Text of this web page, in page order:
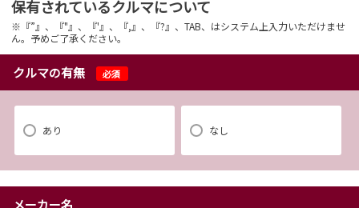
保有されているクルマについて
※『”』、『"』、『'』、『,』、『?』、TAB、はシステム上入力いただけませ
ん。予めご了承ください。
クルマの有無 必須
あり なし